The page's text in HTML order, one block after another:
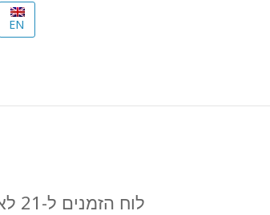
EN
לוח הזמנים ל-21 לאוקטובר, 2023